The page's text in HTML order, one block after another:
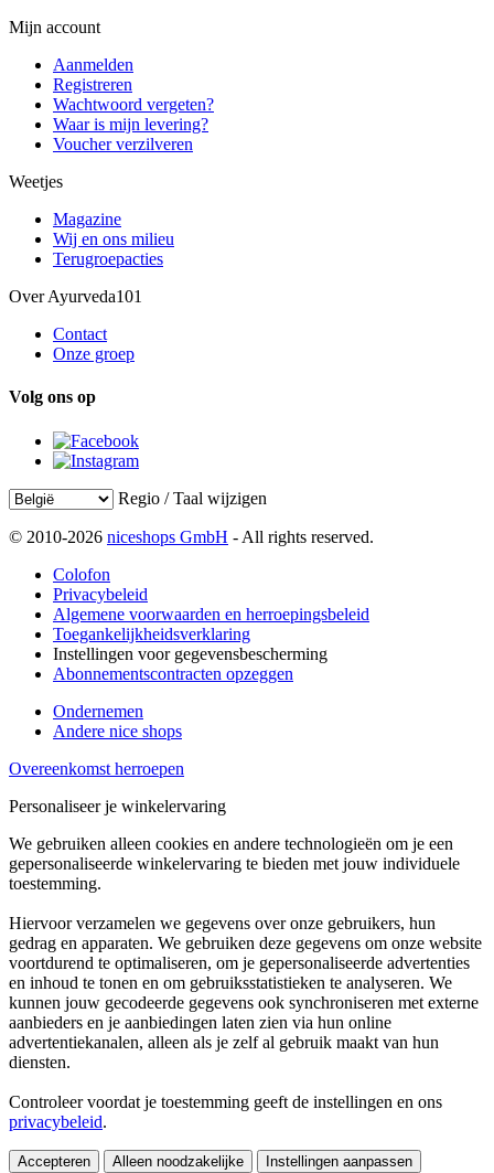
Mijn account
Aanmelden
Registreren
Wachtwoord vergeten?
Waar is mijn levering?
Voucher verzilveren
Weetjes
Magazine
Wij en ons milieu
Terugroepacties
Over Ayurveda101
Contact
Onze groep
Volg ons op
Regio / Taal wijzigen
© 2010-2026 niceshops GmbH - All rights reserved.
Colofon
Privacybeleid
Algemene voorwaarden en herroepingsbeleid
Toegankelijkheidsverklaring
Instellingen voor gegevensbescherming
Abonnementscontracten opzeggen
Ondernemen
Andere nice shops
Overeenkomst herroepen
Personaliseer je winkelervaring
We gebruiken alleen cookies en andere technologieën om je een
gepersonaliseerde winkelervaring te bieden met jouw individuele
toestemming.
Hiervoor verzamelen we gegevens over onze gebruikers, hun
gedrag en apparaten. We gebruiken deze gegevens om onze website
voortdurend te optimaliseren, om je gepersonaliseerde advertenties
en inhoud te tonen en om gebruiksstatistieken te analyseren. We
kunnen jouw gecodeerde gegevens ook synchroniseren met externe
aanbieders en je aanbiedingen laten zien via hun online
advertentiekanalen, alleen als je zelf al gebruik maakt van hun
diensten.
Controleer voordat je toestemming geeft de instellingen en ons
privacybeleid.
Accepteren Alleen noodzakelijke Instellingen aanpassen